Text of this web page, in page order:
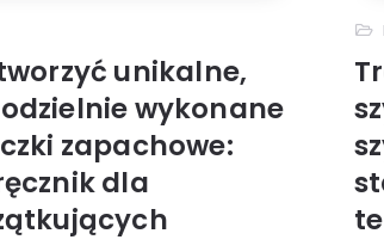
unikalne,
wykonane
zapachowe:
dla